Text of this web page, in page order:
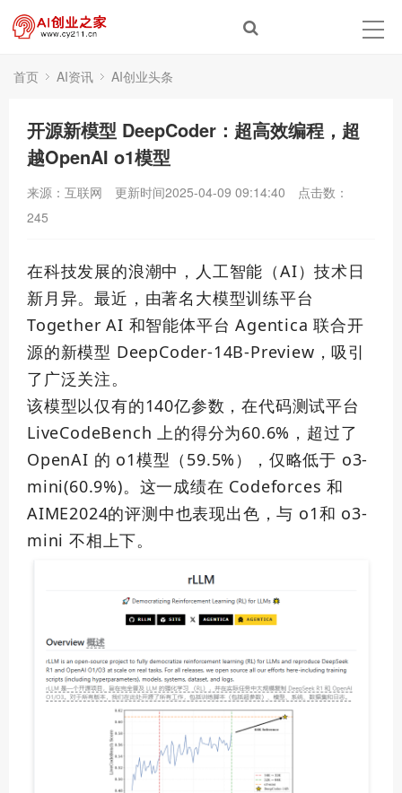
首页 AI资讯 AI创业头条
开源新模型 DeepCoder：超高效编程，超
越OpenAI o1模型
来源：互联网 更新时间2025-04-09 09:14:40
点击数：
245
在科技发展的浪潮中，人工智能（AI）技术日
新月异。最近，由著名 大模型训练平台
Together AI 和智能体平台 Agentica 联合开
源的新模型 DeepCoder-14B-Preview，吸引
了广泛关注。
该模型以仅有的140亿参数，在代码测试平台
LiveCodeBench 上的得分为60.6%，超过了
OpenAI 的 o1模型（59.5%），仅略低于 o3-
mini(60.9%)。这一成绩在 Codeforces 和
AIME2024的评测中也表现出色，与 o1和 o3-
mini 不相上下。